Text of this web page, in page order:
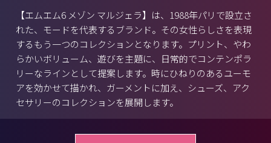
【エムエム6 メゾン マルジェラ】は、1988年パリで設立さ
れた、モードを代表するブランド。その女性らしさを表現
するもう一つのコレクションとなります。プリント、やわ
らかいボリューム、遊びを主題に、日常的でコンテンポラ
リーなラインとして提案します。時にひねりのあるユーモ
アを効かせて描かれ、ガーメントに加え、シューズ、アク
セサリーのコレクションを展開します。